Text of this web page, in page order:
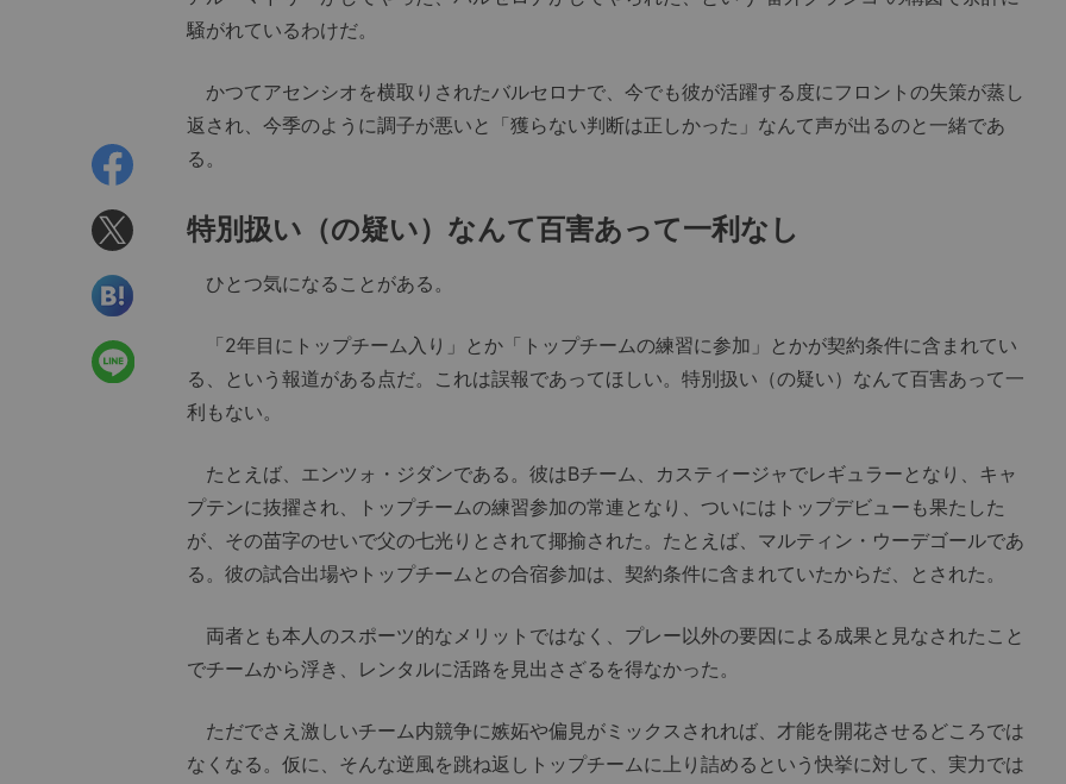
騒がれているわけだ。
かつてアセンシオを横取りされたバルセロナで、今でも彼が活躍する度にフロントの失策が蒸し
返され、今季のように調子が悪いと「獲らない判断は正しかった」なんて声が出るのと一緒であ
る。
特別扱い（の疑い）なんて百害あって一利なし
ひとつ気になることがある。
「2年目にトップチーム入り」とか「トップチームの練習に参加」とかが契約条件に含まれてい
る、という報道がある点だ。これは誤報であってほしい。特別扱い（の疑い）なんて百害あって一
利もない。
たとえば、エンツォ・ジダンである。彼はBチーム、カスティージャでレギュラーとなり、キャ
プテンに抜擢され、トップチームの練習参加の常連となり、ついにはトップデビューも果たした
が、その苗字のせいで父の七光りとされて揶揄された。たとえば、マルティン・ウーデゴールであ
る。彼の試合出場やトップチームとの合宿参加は、契約条件に含まれていたからだ、とされた。
両者とも本人のスポーツ的なメリットではなく、プレー以外の要因による成果と見なされたこと
でチームから浮き、レンタルに活路を見出さざるを得なかった。
ただでさえ激しいチーム内競争に嫉妬や偏見がミックスされれば、才能を開花させるどころでは
なくなる。仮に、そんな逆風を跳ね返しトップチームに上り詰めるという快挙に対して、実力では